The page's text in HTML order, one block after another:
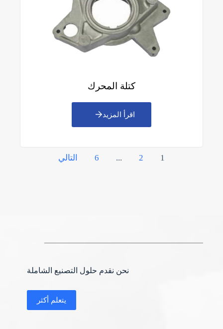
كتلة المحرك
اقرأ المزيد
1
2
...
6 التالي
نحن نقدم حلول التصنيع الشاملة
يتعلم أكثر